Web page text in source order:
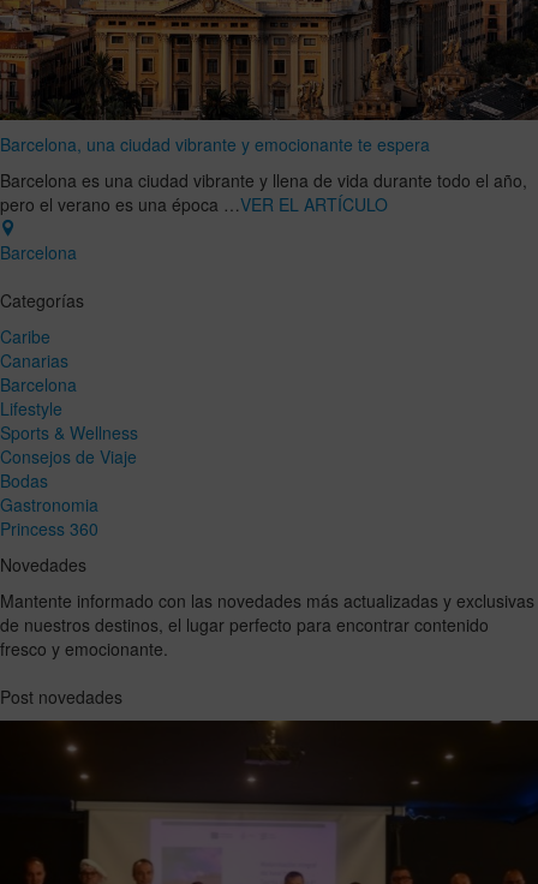
Barcelona, una ciudad vibrante y emocionante te espera
Barcelona es una ciudad vibrante y llena de vida durante todo el año,
pero el verano es una época …VER EL ARTÍCULO
Barcelona
Categorías
Caribe
Canarias
Barcelona
Lifestyle
Sports & Wellness
Consejos de Viaje
Bodas
Gastronomia
Princess 360
Novedades
Mantente informado con las novedades más actualizadas y exclusivas
de nuestros destinos, el lugar perfecto para encontrar contenido
fresco y emocionante.
Post novedades